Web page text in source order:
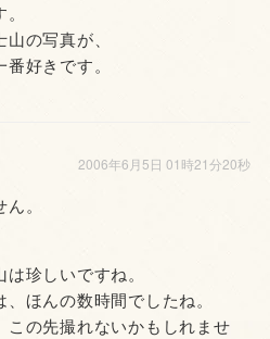
の写真が、
好きです。
2006年6月5日 01時21分20秒
。
珍しいですね。
ほんの数時間でしたね。
この先撮れないかもしれませ